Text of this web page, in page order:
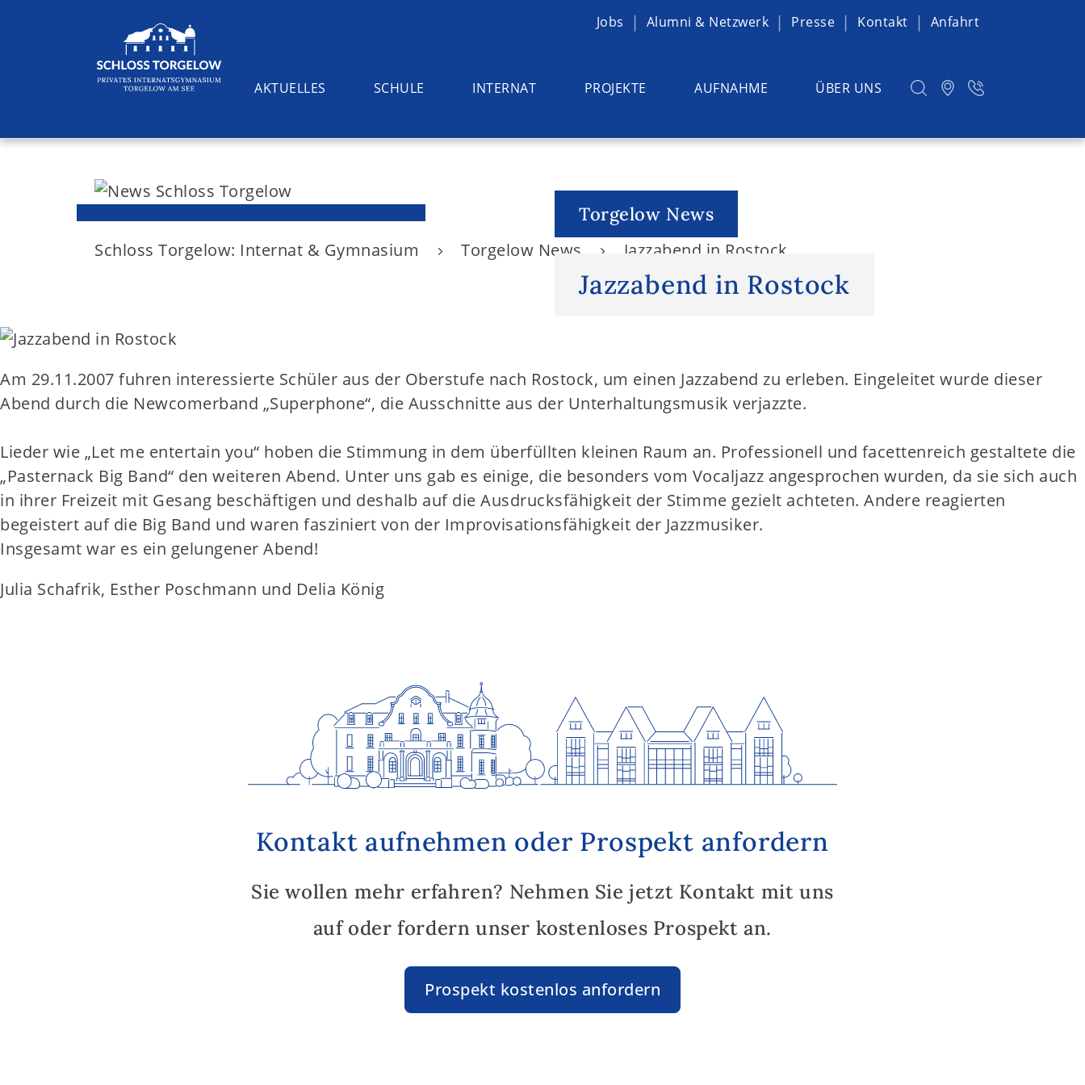
S
n
e
n
Jobs Alumni & Netzwerk Presse Kontakt Anfahrt
AKTUELLES SCHULE INTERNAT PROJEKTE AUFNAHME ÜBER UNS
Suchen Torgelow News
Jazzabend in Rostock
Schloss Torgelow: Internat & Gymnasium Torgelow News Jazzabend in Rostock
Am 29.11.2007 fuhren interessierte Schüler aus der Oberstufe nach Rostock, um einen Jazzabend zu erleben. Eingeleitet wurde dieser
Abend durch die Newcomerband „Superphone“, die Ausschnitte aus der Unterhaltungsmusik verjazzte.
Lieder wie „Let me entertain you“ hoben die Stimmung in dem überfüllten kleinen Raum an. Professionell und facettenreich gestaltete die
„Pasternack Big Band“ den weiteren Abend. Unter uns gab es einige, die besonders vom Vocaljazz angesprochen wurden, da sie sich auch
in ihrer Freizeit mit Gesang beschäftigen und deshalb auf die Ausdrucksfähigkeit der Stimme gezielt achteten. Andere reagierten
begeistert auf die Big Band und waren fasziniert von der Improvisationsfähigkeit der Jazzmusiker.
Insgesamt war es ein gelungener Abend!
Julia Schafrik, Esther Poschmann und Delia König
Kontakt aufnehmen oder Prospekt anfordern
Sie wollen mehr erfahren? Nehmen Sie jetzt Kontakt mit uns
auf oder fordern unser kostenloses Prospekt an.
Prospekt kostenlos anfordern